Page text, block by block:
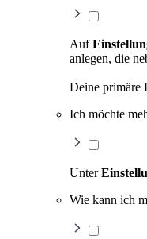
Auf
anlegen, die
Deine primäre
Ich möchte
Unter
Wie kann ich